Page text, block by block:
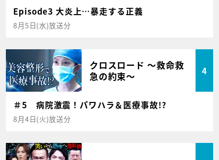
Episode3 大炎上…暴走する正義
8月5日(水)放送分
クロスロード ～救命救
急の約束～
4
＃5 病院激震！パワハラ＆医療事故!?
8月4日(火)放送分